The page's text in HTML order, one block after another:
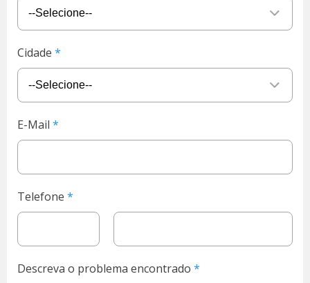
Cidade
E-Mail
Telefone
Descreva o problema encontrado